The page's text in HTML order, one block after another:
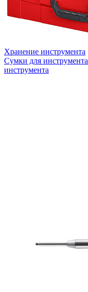
Хранение инструмента
Сумки для инструмента
инструмента